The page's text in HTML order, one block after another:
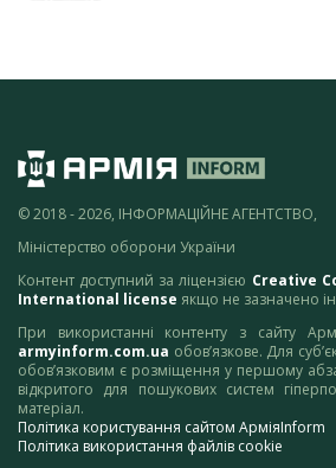
© 2018 - 2026, ІНФОРМАЦІЙНЕ АГЕНТСТВО,
Міністерство оборони України
Контент доступний за ліцензією Creative
International license якщо не зазначено
При використанні контенту з сайту
armyinform.com.ua обов’язкове. Для
обов’язковим є розміщення у першому
відкритого для пошукових систем
матеріал.
Політика користування сайтом АрміяInform
Політика використання файлів cookie